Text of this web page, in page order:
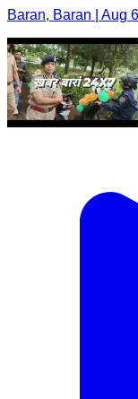
Baran, Baran | Aug